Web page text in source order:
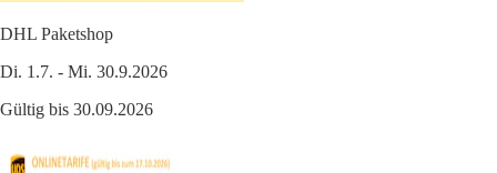
DHL Paketshop
Di. 1.7. - Mi. 30.9.2026
Gültig bis 30.09.2026